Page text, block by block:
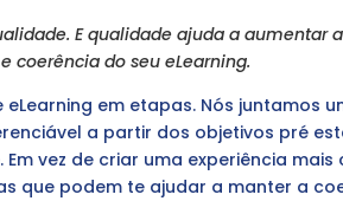
E qualidade ajuda a aumentar
coerência do seu eLearning.
em etapas. Nós juntamos
a partir dos objetivos pré
vez de criar uma experiência
que podem te ajudar a manter a